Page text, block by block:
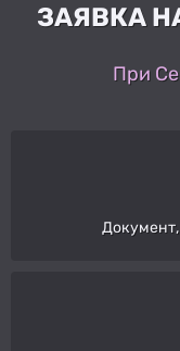
ЗАЯВКА
При